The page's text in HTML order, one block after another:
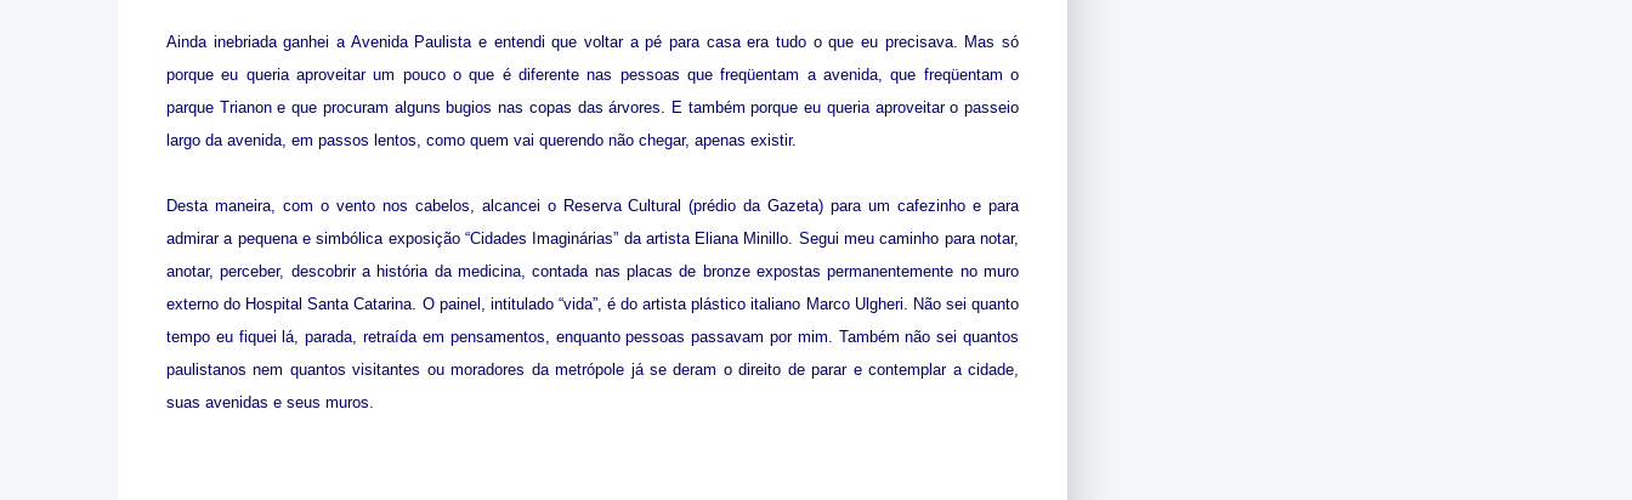
Ainda inebriada ganhei a Avenida Paulista e entendi que voltar a pé para casa era tudo o que eu precisava. Mas só
porque eu queria aproveitar um pouco o que é diferente nas pessoas que freqüentam a avenida, que freqüentam o
parque Trianon e que procuram alguns bugios nas copas das árvores. E também porque eu queria aproveitar o passeio
largo da avenida, em passos lentos, como quem vai querendo não chegar, apenas existir.
Desta maneira, com o vento nos cabelos, alcancei o Reserva Cultural (prédio da Gazeta) para um cafezinho e para
admirar a pequena e simbólica exposição “Cidades Imaginárias” da artista Eliana Minillo. Segui meu caminho para notar,
anotar, perceber, descobrir a história da medicina, contada nas placas de bronze expostas permanentemente no muro
externo do Hospital Santa Catarina. O painel, intitulado “vida”, é do artista plástico italiano Marco Ulgheri. Não sei quanto
tempo eu fiquei lá, parada, retraída em pensamentos, enquanto pessoas passavam por mim. Também não sei quantos
paulistanos nem quantos visitantes ou moradores da metrópole já se deram o direito de parar e contemplar a cidade,
suas avenidas e seus muros.